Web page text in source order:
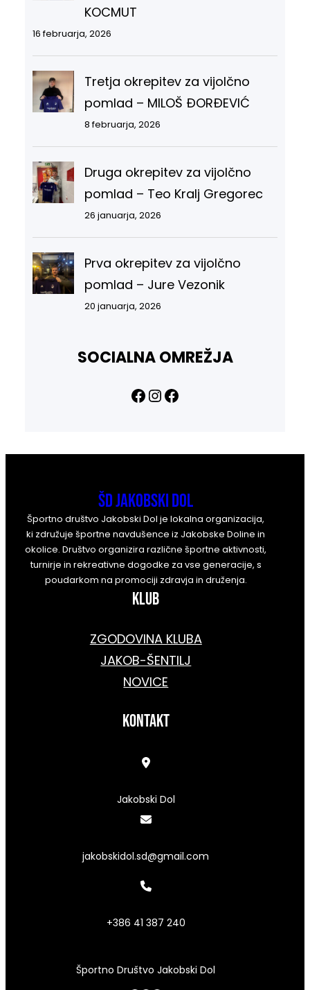
KOCMUT
16 februarja, 2026
Tretja okrepitev za vijolčno
pomlad – MILOŠ ĐORĐEVIĆ
8 februarja, 2026
Druga okrepitev za vijolčno
pomlad – Teo Kralj Gregorec
26 januarja, 2026
Prva okrepitev za vijolčno
pomlad – Jure Vezonik
20 januarja, 2026
SOCIALNA OMREŽJA
Facebook InstagramFacebook
ŠD Jakobski Dol
Športno društvo Jakobski Dol je lokalna organizacija,
ki združuje športne navdušence iz Jakobske Doline in
okolice. Društvo organizira različne športne aktivnosti,
turnirje in rekreativne dogodke za vse generacije, s
poudarkom na promociji zdravja in druženja.
KLUB
ZGODOVINA KLUBA
JAKOB-ŠENTILJ
NOVICE
kontakt
Jakobski Dol
jakobskidol.sd@gmail.com
+386 41 387 240
Športno Društvo Jakobski Dol